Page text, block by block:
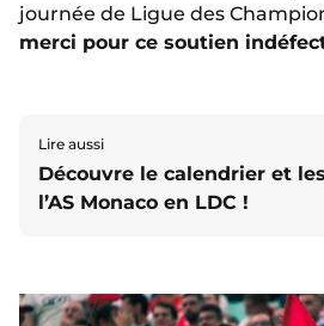
journée de Ligue des
merci pour ce soutien
Lire aussi
Découvre le calendrier et
l’AS Monaco en LDC !